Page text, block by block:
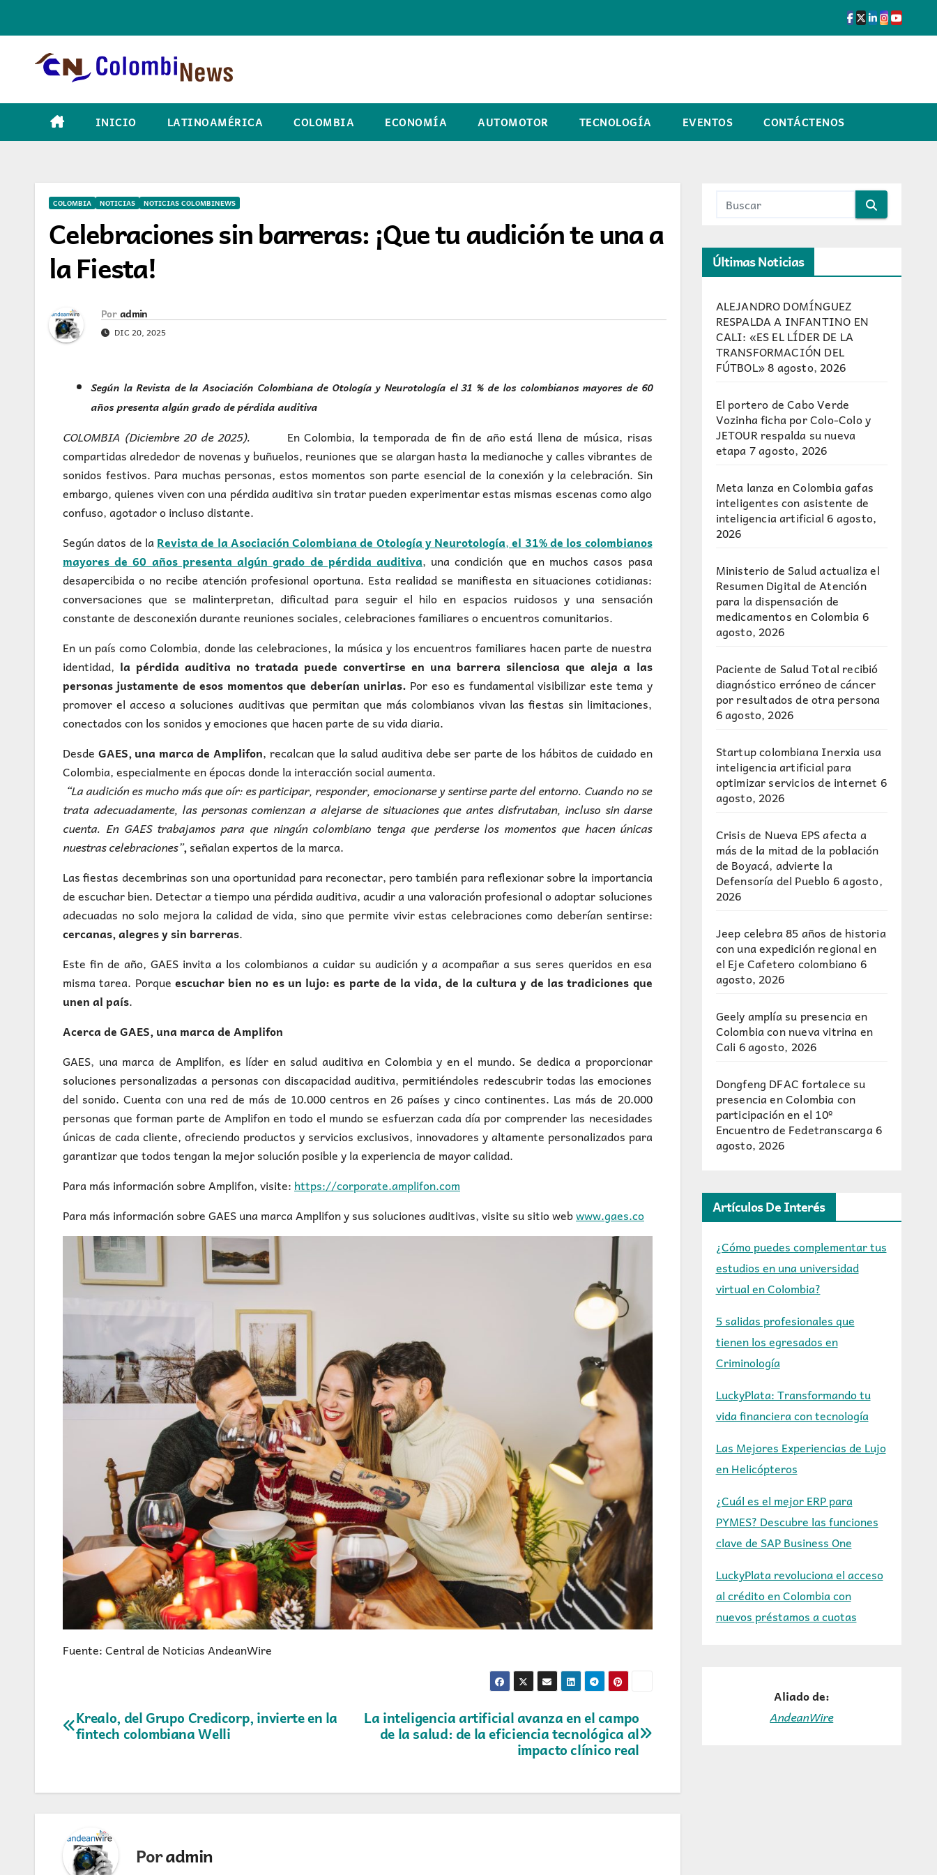
INICIO LATINOAMÉRICA COLOMBIA ECONOMÍA AUTOMOTOR TECNOLOGÍA EVENTOS CONTÁCTENOS
COLOMBIA NOTICIAS NOTICIAS COLOMBINEWS
Celebraciones sin barreras: ¡Que tu audición te una a
la Fiesta!
Por admin
DIC 20, 2025
Según la Revista de la Asociación Colombiana de Otología y Neurotología el 31 % de los colombianos mayores de 60
años presenta algún grado de pérdida auditiva
COLOMBIA (Diciembre 20 de 2025). En Colombia, la temporada de fin de año está llena de música, risas
compartidas alrededor de novenas y buñuelos, reuniones que se alargan hasta la medianoche y calles vibrantes de
sonidos festivos. Para muchas personas, estos momentos son parte esencial de la conexión y la celebración. Sin
embargo, quienes viven con una pérdida auditiva sin tratar pueden experimentar estas mismas escenas como algo
confuso, agotador o incluso distante.
Según datos de laRevista de la Asociación Colombiana de Otología y Neurotología,el 31% de los colombianos
mayores de 60 años presenta algún grado de pérdida auditiva, una condición que en muchos casos pasa
desapercibida o no recibe atención profesional oportuna. Esta realidad se manifiesta en situaciones cotidianas:
conversaciones que se malinterpretan, dificultad para seguir el hilo en espacios ruidosos y una sensación
constante de desconexión durante reuniones sociales, celebraciones familiares o encuentros comunitarios.
En un país como Colombia, donde las celebraciones, la música y los encuentros familiares hacen parte de nuestra
identidad, la pérdida auditiva no tratada puede convertirse en una barrera silenciosa que aleja a las
personas justamente de esos momentos que deberían unirlas. Por eso es fundamental visibilizar este tema y
promover el acceso a soluciones auditivas que permitan que más colombianos vivan las fiestas sin limitaciones,
conectados con los sonidos y emociones que hacen parte de su vida diaria.
Desde GAES, una marca de Amplifon, recalcan que la salud auditiva debe ser parte de los hábitos de cuidado en
Colombia, especialmente en épocas donde la interacción social aumenta.
“La audición es mucho más que oír: es participar, responder, emocionarse y sentirse parte del entorno. Cuando no se
trata adecuadamente, las personas comienzan a alejarse de situaciones que antes disfrutaban, incluso sin darse
cuenta. En GAES trabajamos para que ningún colombiano tenga que perderse los momentos que hacen únicas
nuestras celebraciones”,señalan expertos de la marca.
Las fiestas decembrinas son una oportunidad para reconectar, pero también para reflexionar sobre la importancia
de escuchar bien. Detectar a tiempo una pérdida auditiva, acudir a una valoración profesional o adoptar soluciones
adecuadas no solo mejora la calidad de vida, sino que permite vivir estas celebraciones como deberían sentirse:
cercanas, alegres y sin barreras.
Este fin de año, GAES invita a los colombianos a cuidar su audición y a acompañar a sus seres queridos en esa
misma tarea. Porque escuchar bien no es un lujo: es parte de la vida, de la cultura y de las tradiciones que
unen al país.
Acerca de GAES, una marca de Amplifon
GAES, una marca de Amplifon, es líder en salud auditiva en Colombia y en el mundo. Se dedica a proporcionar
soluciones personalizadas a personas con discapacidad auditiva, permitiéndoles redescubrir todas las emociones
del sonido. Cuenta con una red de más de 10.000 centros en 26 países y cinco continentes. Las más de 20.000
personas que forman parte de Amplifon en todo el mundo se esfuerzan cada día por comprender las necesidades
únicas de cada cliente, ofreciendo productos y servicios exclusivos, innovadores y altamente personalizados para
garantizar que todos tengan la mejor solución posible y la experiencia de mayor calidad.
Para más información sobre Amplifon, visite: https://corporate.amplifon.com
Para más información sobre GAES una marca Amplifon y sus soluciones auditivas, visite su sitio webwww.gaes.co
Fuente: Central de Noticias AndeanWire
Navegación La inteligencia artificial avanza en el campo
de la salud: de la eficiencia tecnológica al
impacto clínico real
Krealo, del Grupo Credicorp, invierte en la
fintech colombiana Welli
Poradmin
Últimas Noticias
ALEJANDRO DOMÍNGUEZ
RESPALDA A INFANTINO EN
CALI: «ES EL LÍDER DE LA
TRANSFORMACIÓN DEL
FÚTBOL»8 agosto, 2026
El portero de Cabo Verde
Vozinha ficha por Colo-Colo y
JETOUR respalda su nueva
etapa7 agosto, 2026
Meta lanza en Colombia gafas
inteligentes con asistente de
inteligencia artificial 6 agosto,
2026
Ministerio de Salud actualiza el
Resumen Digital de Atención
para la dispensación de
medicamentos en Colombia6
agosto, 2026
Paciente de Salud Total recibió
diagnóstico erróneo de cáncer
por resultados de otra persona
6 agosto, 2026
Startup colombiana Inerxia usa
inteligencia artificial para
optimizar servicios de internet 6
agosto, 2026
Crisis de Nueva EPS afecta a
más de la mitad de la población
de Boyacá, advierte la
Defensoría del Pueblo6 agosto,
2026
Jeep celebra 85 años de historia
con una expedición regional en
el Eje Cafetero colombiano6
agosto, 2026
Geely amplía su presencia en
Colombia con nueva vitrina en
Cali 6 agosto, 2026
Dongfeng DFAC fortalece su
presencia en Colombia con
participación en el 10º
Encuentro de Fedetranscarga6
agosto, 2026
Artículos De Interés
¿Cómo puedes complementar tus
estudios en una universidad
virtual en Colombia?
5 salidas profesionales que
tienen los egresados en
Criminología
LuckyPlata: Transformando tu
vida financiera con tecnología
Las Mejores Experiencias de Lujo
en Helicópteros
¿Cuál es el mejor ERP para
PYMES? Descubre las funciones
clave de SAP Business One
LuckyPlata revoluciona el acceso
al crédito en Colombia con
nuevos préstamos a cuotas
Aliado de:
AndeanWire